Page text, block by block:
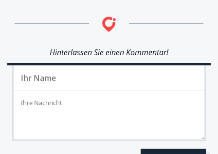
Hinterlassen Sie einen Kommentar!